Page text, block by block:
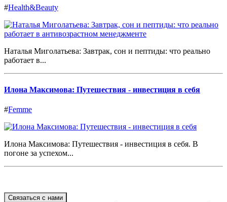
#Health&Beauty
Наталья Миголатьева: Завтрак, сон и пептиды: что реально
работает в...
Илона Максимова: Путешествия - инвестиция в себя
#Femme
Илона Максимова: Путешествия - инвестиция в себя. В
погоне за успехом...
Связаться с нами